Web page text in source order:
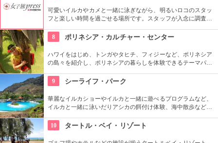
可愛いイルカやカメと一緒に泳ぎながら、明るいロコのスタッ
フと楽しい時間を過ごせる場所です。スタッフが入念に調査す
やフラなどの“授業”もあります。“卒業”時の達成感は一緒の思い
出になりそうですね。
8 ポリネシア・カルチャー・センター
ハワイをはじめ、トンガやタヒチ、フィジーなど、ポリネシア
の島々を紹介し、ポリネシアの暮らしを体験できるテーマパー
の体験ができます。半日かけてじっくり楽しめます。
9 シーライフ・パーク
華麗なイルカショーやイルカと一緒に遊べるプログラムなど、
イルカと一緒に泳いだりアシカの餌付け体験、海中散歩など、
ヌイグルミやTシャツなどオリジナルグッズも人気です。
10 タートル・ベイ・リゾート